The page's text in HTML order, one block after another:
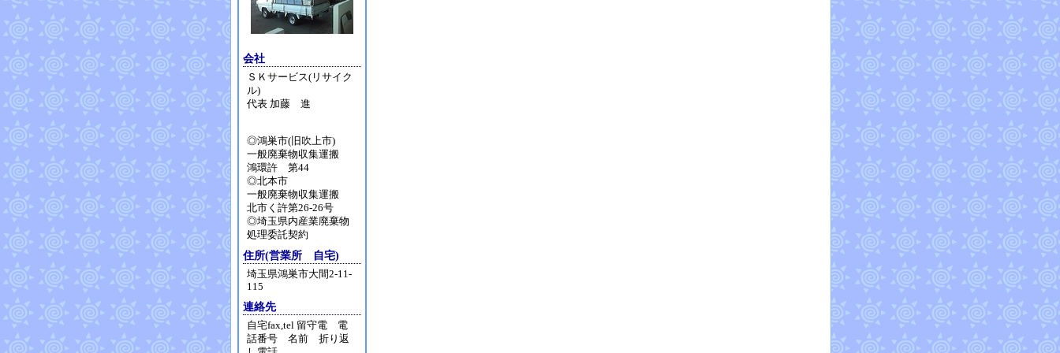
会社
ＳＫサービス(リサイク
ル)
代表 加藤 進
◎鴻巣市(旧吹上市)
一般廃棄物収集運搬
鴻環許 第44
◎北本市
一般廃棄物収集運搬
北市く許第26-26号
◎埼玉県内産業廃棄物
処理委託契約
住所(営業所 自宅)
埼玉県鴻巣市大間2-11-
115
連絡先
自宅fax,tel 留守電 電
話番号 名前 折り返